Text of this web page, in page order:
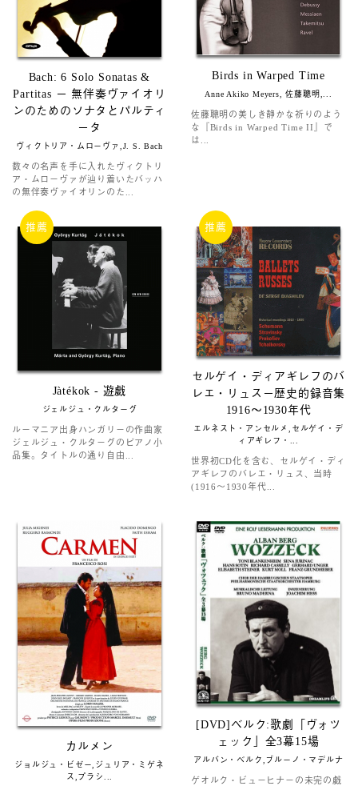
Bach: 6 Solo Sonatas &
Partitas ー 無伴奏ヴァイオリ
ンのためのソナタとパルティ
ータ
ヴィクトリア・ムローヴァ,J. S. Bach
数々の名声を手に入れたヴィクトリ
ア・ムローヴァが辿り着いたバッハ
の無伴奏ヴァイオリンのた...
Birds in Warped Time
Anne Akiko Meyers, 佐藤聰明,...
佐藤聰明の美しき静かな祈りのよう
な『Birds in Warped Time II』で
は...
推薦
Jàtékok - 遊戯
ジェルジュ・クルターグ
ルーマニア出身ハンガリーの作曲家
ジェルジュ・クルターグのピアノ小
品集。タイトルの通り自由...
推薦
セルゲイ・ディアギレフのバ
レエ・リュスー歴史的録音集
1916～1930年代
エルネスト・アンセルメ,セルゲイ・デ
ィアギレフ・...
世界初CD化を含む、セルゲイ・ディ
アギレフのバレエ・リュス、当時
(1916～1930年代...
カルメン
ジョルジュ・ビゼー,ジュリア・ミゲネ
ス,‎プラシ...
[DVD]ベルク:歌劇「ヴォツ
ェック」全3幕15場
アルバン・ベルク,ブルーノ・マデルナ
ゲオルク・ビューヒナーの未完の戯